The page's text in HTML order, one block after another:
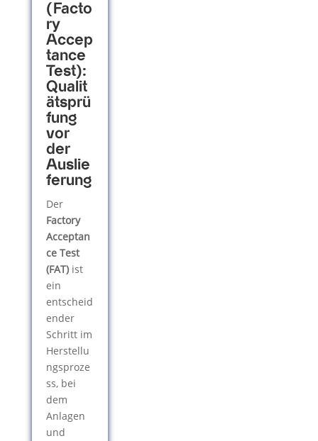
(Facto
ry
Accep
tance
Test):
Qualit
ätsprü
fung
vor
der
Auslie
ferung
Der
Factory
Acceptan
ce Test
(FAT)ist
ein
entscheid
ender
Schritt im
Herstellu
ngsproze
ss, bei
dem
Anlagen
und